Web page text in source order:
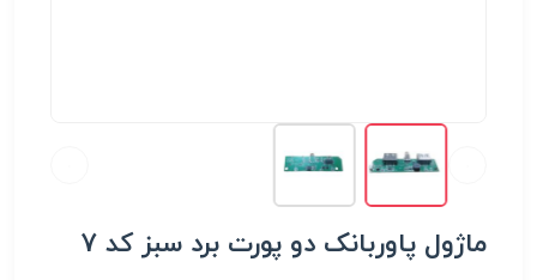
ماژول پاوربانک دو پورت برد سبز کد 7